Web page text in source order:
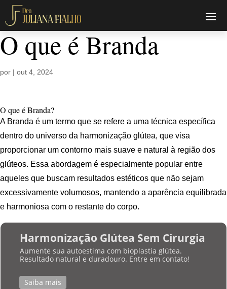
O que é Branda
por | out 4, 2024
O que é Branda?
A Branda é um termo que se refere a uma técnica específica
dentro do universo da harmonização glútea, que visa
proporcionar um contorno mais suave e natural à região dos
glúteos. Essa abordagem é especialmente popular entre
aqueles que buscam resultados estéticos que não sejam
excessivamente volumosos, mantendo a aparência equilibrada
e harmoniosa com o restante do corpo.
Harmonização Glútea Sem Cirurgia
Aumente sua autoestima com bioplastia glútea.
Resultado natural e duradouro. Entre em contato!
Saiba mais